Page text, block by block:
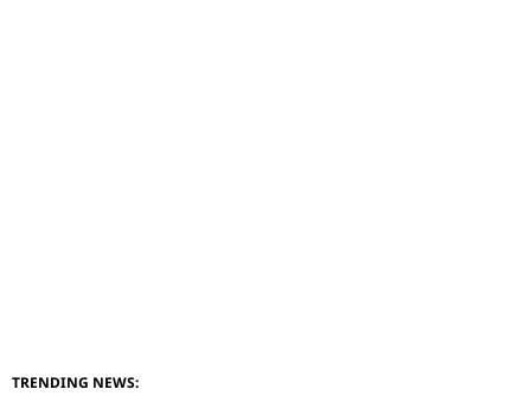
TRENDING NEWS: